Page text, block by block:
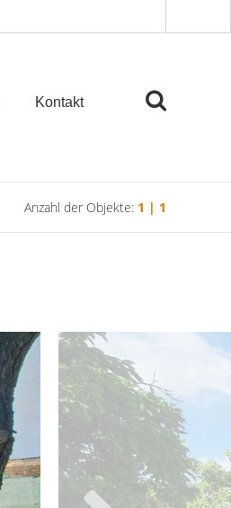
Kontakt
Anzahl der Objekte: 1 | 1